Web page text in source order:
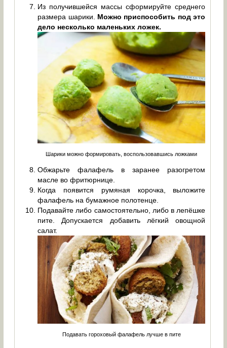
Из получившейся массы сформируйте среднего
размера шарики.
Можно приспособить под это
дело несколько маленьких ложек.
Шарики можно формировать, воспользовавшись ложками
Обжарьте фалафель в заранее разогретом
масле во фритюрнице.
Когда появится румяная корочка, выложите
фалафель на бумажное полотенце.
Подавайте либо самостоятельно, либо в лепёшке
пите. Допускается добавить лёгкий овощной
салат.
Подавать гороховый фалафель лучше в пите